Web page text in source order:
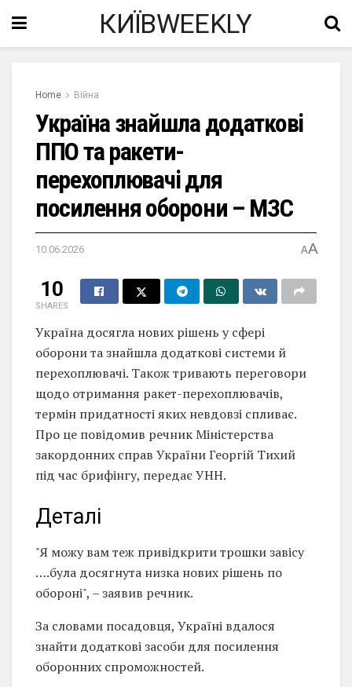
КИЇВWEEKLY
Home Війна
Україна знайшла додаткові
ППО та ракети-
перехоплювачі для
посилення оборони – МЗС
10.06.2026 AA
10
SHARES
Україна досягла нових рішень у сфері
оборони та знайшла додаткові системи й
перехоплювачі. Також тривають переговори
щодо отримання ракет-перехоплювачів,
термін придатності яких невдовзі спливає.
Про це повідомив речник Міністерства
закордонних справ України Георгій Тихий
під час брифінгу, передає УНН.
Деталі
"Я можу вам теж привідкрити трошки завісу
….була досягнута низка нових рішень по
обороні", – заявив речник.
За словами посадовця, Україні вдалося
знайти додаткові засоби для посилення
оборонних спроможностей.